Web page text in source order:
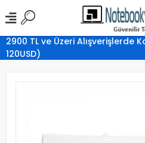
2900 TL ve Üzeri Alışverişlerde
120USD)